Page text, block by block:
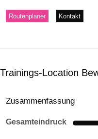
Routenplaner Kontakt
Trainings-Location
Zusammenfassung
Gesamteindruck